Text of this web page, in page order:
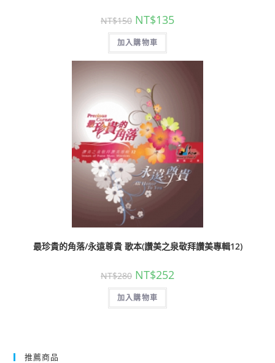
NT$150 NT$135
加入購物車
最珍貴的角落/永遠尊貴 歌本(讚美之泉敬拜讚美專輯12)
NT$280 NT$252
加入購物車
推薦商品